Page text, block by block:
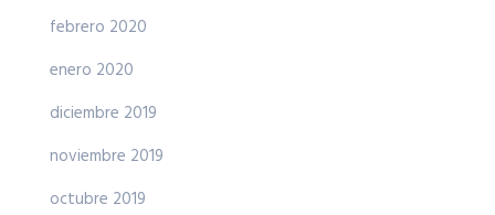
febrero 2020
enero 2020
diciembre 2019
noviembre 2019
octubre 2019